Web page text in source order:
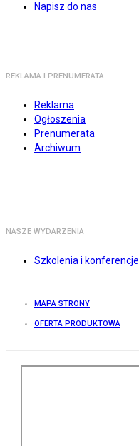
Napisz do nas
REKLAMA I PRENUMERATA
Reklama
Ogłoszenia
Prenumerata
Archiwum
NASZE WYDARZENIA
Szkolenia i konferencje
MAPA STRONY
OFERTA PRODUKTOWA